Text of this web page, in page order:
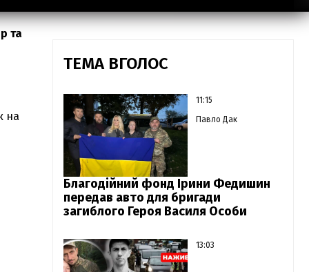
та
на
ТЕМА ВГОЛОС
11:15
Павло Дак
Благодійний фонд Ірини Федишин
передав авто для бригади
загиблого Героя Василя Особи
13:03